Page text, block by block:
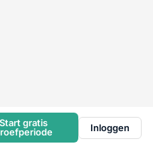
Start gratis
Inloggen